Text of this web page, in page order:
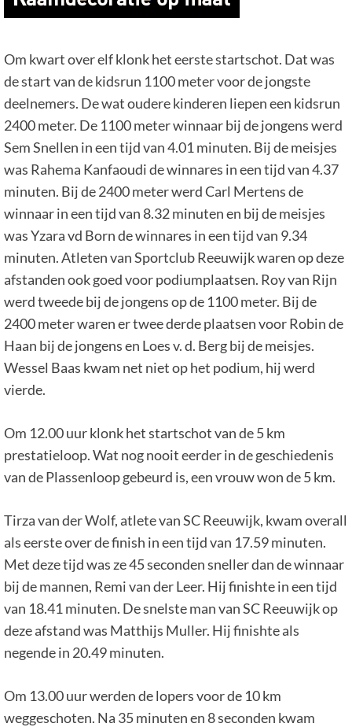
Om kwart over elf klonk het eerste startschot. Dat was
de start van de kidsrun 1100 meter voor de jongste
deelnemers. De wat oudere kinderen liepen een kidsrun
2400 meter. De 1100 meter winnaar bij de jongens werd
Sem Snellen in een tijd van 4.01 minuten. Bij de meisjes
was Rahema Kanfaoudi de winnares in een tijd van 4.37
minuten. Bij de 2400 meter werd Carl Mertens de
winnaar in een tijd van 8.32 minuten en bij de meisjes
was Yzara vd Born de winnares in een tijd van 9.34
minuten. Atleten van Sportclub Reeuwijk waren op deze
afstanden ook goed voor podiumplaatsen. Roy van Rijn
werd tweede bij de jongens op de 1100 meter. Bij de
2400 meter waren er twee derde plaatsen voor Robin de
Haan bij de jongens en Loes v. d. Berg bij de meisjes.
Wessel Baas kwam net niet op het podium, hij werd
vierde.
Om 12.00 uur klonk het startschot van de 5 km
prestatieloop. Wat nog nooit eerder in de geschiedenis
van de Plassenloop gebeurd is, een vrouw won de 5 km.
Tirza van der Wolf, atlete van SC Reeuwijk, kwam overall
als eerste over de finish in een tijd van 17.59 minuten.
Met deze tijd was ze 45 seconden sneller dan de winnaar
bij de mannen, Remi van der Leer. Hij finishte in een tijd
van 18.41 minuten. De snelste man van SC Reeuwijk op
deze afstand was Matthijs Muller. Hij finishte als
negende in 20.49 minuten.
Om 13.00 uur werden de lopers voor de 10 km
weggeschoten. Na 35 minuten en 8 seconden kwam